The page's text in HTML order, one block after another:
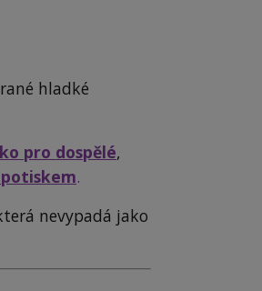
hladké
pro dospělé,
.
nevypadá jako